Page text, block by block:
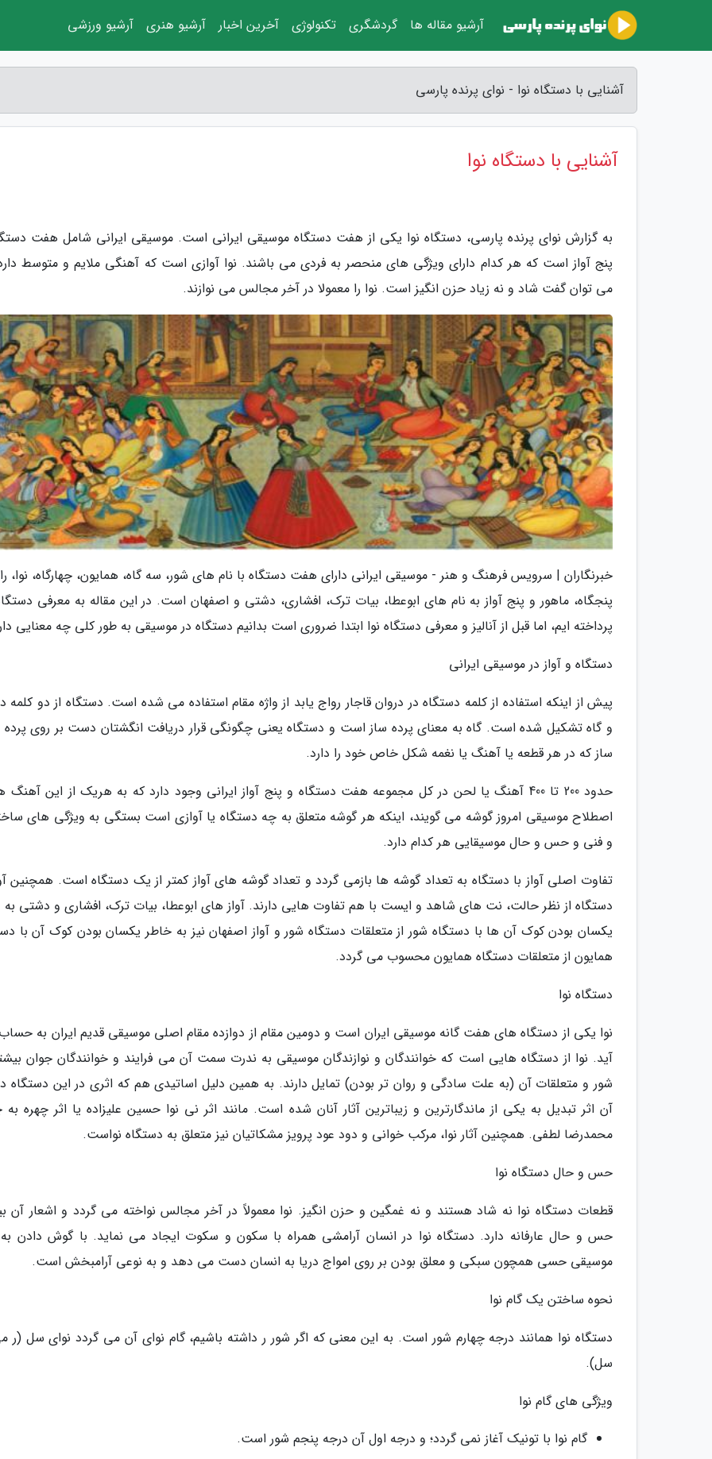
آشنایی با دستگاه نوا - نوای پرنده پارسی
آشنایی با دستگاه نوا
به گزارش نوای پرنده پارسی، دستگاه نوا یکی از هفت دستگاه موسیقی ایرانی است. موسیقی ایرانی شامل هفت
پنج آواز است که هر کدام دارای ویژگی های منحصر به فردی می باشند. نوا آوازى است که آهنگى ملایم و متوسط
می توان گفت شاد و نه زیاد حزن انگیز است. نوا را معمولا در آخر مجالس مى نوازند.
خبرنگاران | سرویس فرهنگ و هنر - موسیقی ایرانی دارای هفت دستگاه با نام های شور، سه گاه، همایون، چهارگاه، نوا،
پنجگاه، ماهور و پنج آواز به نام های ابوعطا، بیات ترک، افشاری، دشتی و اصفهان است. در این مقاله به معرفی
پرداخته ایم، اما قبل از آنالیز و معرفی دستگاه نوا ابتدا ضروری است بدانیم دستگاه در موسیقی به طور کلی چه معنایی
دستگاه و آواز در موسیقی ایرانی
پیش از اینکه استفاده از کلمه دستگاه در دروان قاجار رواج یابد از واژه مقام استفاده می شده است. دستگاه از دو
و گاه تشکیل شده است. گاه به معنای پرده ساز است و دستگاه یعنی چگونگی قرار دریافت انگشتان دست بر روی
ساز که در هر قطعه یا آهنگ یا نغمه شکل خاص خود را دارد.
حدود 200 تا 400 آهنگ یا لحن در کل مجموعه هفت دستگاه و پنج آواز ایرانی وجود دارد که به هریک از این آهنگ
اصطلاح موسیقی امروز گوشه می گویند، اینکه هر گوشه متعلق به چه دستگاه یا آوازی است بستگی به ویژگی های
و فنی و حس و حال موسیقایی هر کدام دارد.
تفاوت اصلی آواز با دستگاه به تعداد گوشه ها بازمی گردد و تعداد گوشه های آواز کمتر از یک دستگاه است. همچنین
دستگاه از نظر حالت، نت های شاهد و ایست با هم تفاوت هایی دارند. آواز های ابوعطا، بیات ترک، افشاری و دشتی به
یکسان بودن کوک آن ها با دستگاه شور از متعلقات دستگاه شور و آواز اصفهان نیز به خاطر یکسان بودن کوک آن با
همایون از متعلقات دستگاه همایون محسوب می گردد.
دستگاه نوا
نوا یکی از دستگاه های هفت گانه موسیقی ایران است و دومین مقام از دوازده مقام اصلی موسیقی قدیم ایران به
آید. نوا از دستگاه هایی است که خوانندگان و نوازندگان موسیقی به ندرت سمت آن می فرایند و خوانندگان جوان
شور و متعلقات آن (به علت سادگی و روان تر بودن) تمایل دارند. به همین دلیل اساتیدی هم که اثری در این دستگاه
آن اثر تبدیل به یکی از ماندگارترین و زیباترین آثار آنان شده است. مانند اثر نی نوا حسین علیزاده یا اثر چهره به
محمدرضا لطفی. همچنین آثار نوا، مرکب خوانی و دود عود پرویز مشکاتیان نیز متعلق به دستگاه نواست.
حس و حال دستگاه نوا
قطعات دستگاه نوا نه شاد هستند و نه غمگین و حزن انگیز. نوا معمولاً در آخر مجالس نواخته می گردد و اشعار آن
حس و حال عارفانه دارد. دستگاه نوا در انسان آرامشی همراه با سکون و سکوت ایجاد می نماید. با گوش دادن
موسیقی حسی همچون سبکی و معلق بودن بر روی امواج دریا به انسان دست می دهد و به نوعی آرامبخش است.
نحوه ساختن یک گام نوا
دستگاه نوا همانند درجه چهارم شور است. به این معنی که اگر شور ر داشته باشیم، گام نوای آن می گردد نوای سل (ر
سل).
ویژگی های گام نوا
گام نوا با تونیک آغاز نمی گردد؛ و درجه اول آن درجه پنجم شور است.
آرشیو مقاله ها گردشگری تکنولوژی آخرین اخبار آرشیو هنری آرشیو ورزشی